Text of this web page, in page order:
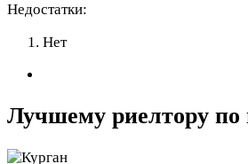
Недостатки:
Нет
Лучшему риелтору по